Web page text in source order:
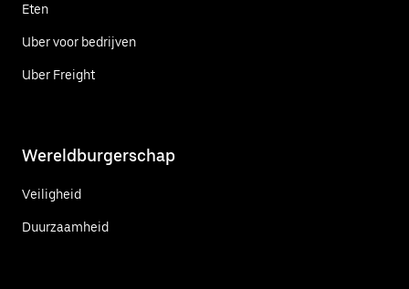
Eten
Uber voor bedrijven
Uber Freight
Wereldburgerschap
Veiligheid
Duurzaamheid